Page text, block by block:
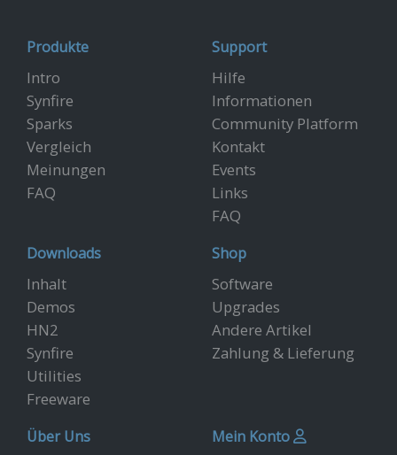
Produkte
Intro
Synfire
Sparks
Vergleich
Meinungen
FAQ
Support
Hilfe
Informationen
Community Platform
Kontakt
Events
Links
FAQ
Downloads
Inhalt
Demos
HN2
Synfire
Utilities
Freeware
Shop
Software
Upgrades
Andere Artikel
Zahlung & Lieferung
Über Uns Mein Konto